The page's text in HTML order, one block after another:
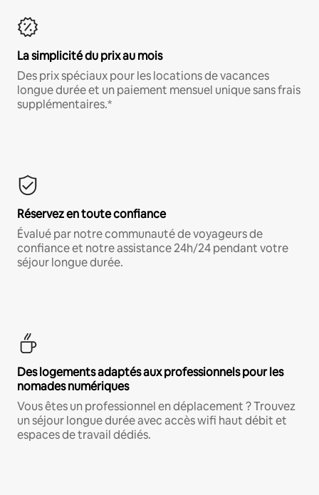
La simplicité du prix au mois
Des prix spéciaux pour les locations de vacances
longue durée et un paiement mensuel unique sans frais
supplémentaires.*
Réservez en toute confiance
Évalué par notre communauté de voyageurs de
confiance et notre assistance 24h/24 pendant votre
séjour longue durée.
Des logements adaptés aux professionnels pour les
nomades numériques
Vous êtes un professionnel en déplacement ? Trouvez
un séjour longue durée avec accès wifi haut débit et
espaces de travail dédiés.